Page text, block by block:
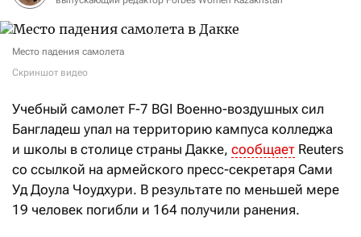
Место падения самолета
Скриншот видео
Учебный самолет F-7 BGI Военно-воздушных сил
Бангладеш упал на территорию кампуса колледжа
и школы в столице страны Дакке, сообщает Reuters
со ссылкой на армейского пресс-секретаря Сами
Уд Доула Чоудхури. В результате по меньшей мере
19 человек погибли и 164 получили ранения.